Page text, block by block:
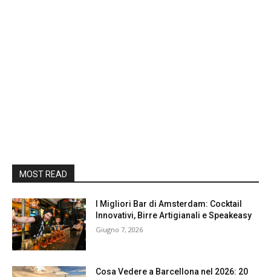
MOST READ
I Migliori Bar di Amsterdam: Cocktail
Innovativi, Birre Artigianali e Speakeasy
Giugno 7, 2026
Cosa Vedere a Barcellona nel 2026: 20